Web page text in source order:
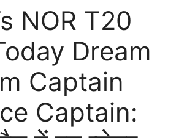
NOR T20
Dream
Captain
Captain: